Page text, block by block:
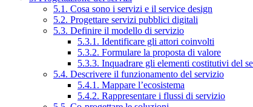
5.1. Cosa sono i servizi e il service design
5.2. Progettare servizi pubblici digitali
5.3. Definire il modello di servizio
5.3.1. Identificare gli attori coinvolti
5.3.2. Formulare la proposta di valore
5.3.3. Inquadrare gli elementi costitutivi del
5.4. Descrivere il funzionamento del servizio
5.4.1. Mappare l’ecosistema
5.4.2. Rappresentare i flussi di servizio